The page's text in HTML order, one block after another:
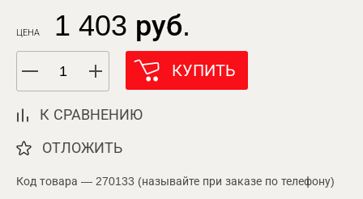
ЦЕНА 1 403 руб.
КУПИТЬ
К СРАВНЕНИЮ
ОТЛОЖИТЬ
Код товара — 270133 (называйте при заказе по телефону)